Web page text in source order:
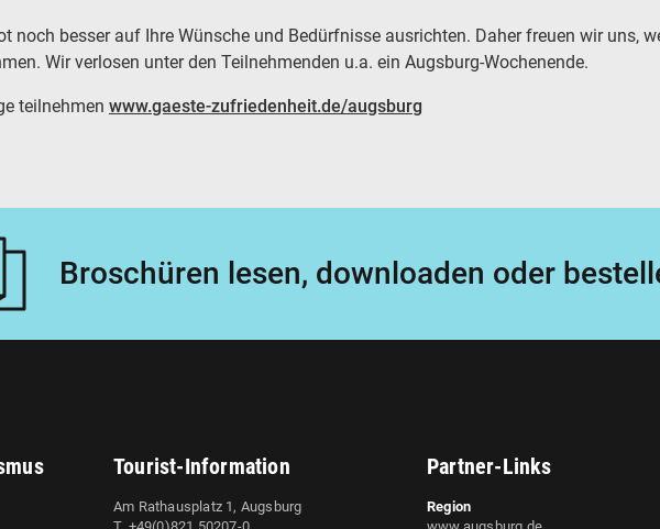
noch besser auf Ihre Wünsche und Bedürfnisse ausrichten. Daher freuen wir uns,
Wir verlosen unter den Teilnehmenden u.a. ein Augsburg-Wochenende.
teilnehmen www.gaeste-zufriedenheit.de/augsburg
Broschüren lesen, downloaden oder
Tourist-Information
Am Rathausplatz 1, Augsburg
Partner-Links
Region